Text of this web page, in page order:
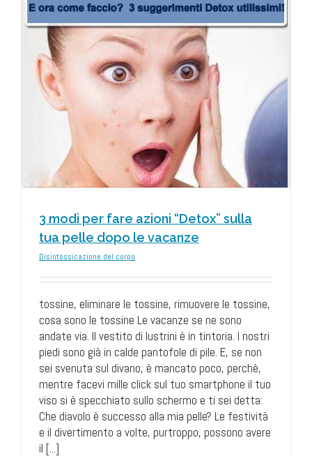
3 modi per fare azioni “Detox” sulla
tua pelle dopo le vacanze
Disintossicazione del corpo
tossine, eliminare le tossine, rimuovere le tossine,
cosa sono le tossine Le vacanze se ne sono
andate via. Il vestito di lustrini è in tintoria. I nostri
piedi sono già in calde pantofole di pile. E, se non
sei svenuta sul divano, è mancato poco, perchè,
mentre facevi mille click sul tuo smartphone il tuo
viso si è specchiato sullo schermo e ti sei detta:
Che diavolo è successo alla mia pelle? Le festività
e il divertimento a volte, purtroppo, possono avere
il [...]